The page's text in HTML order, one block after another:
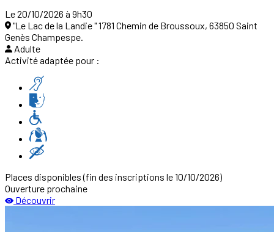
Le 20/10/2026 à 9h30
"Le Lac de la Landie " 1781 Chemin de Broussoux, 63850 Saint
Genès Champespe.
Adulte
Activité adaptée pour :
Places disponibles(fin des inscriptions le 10/10/2026)
Ouverture prochaine
Découvrir